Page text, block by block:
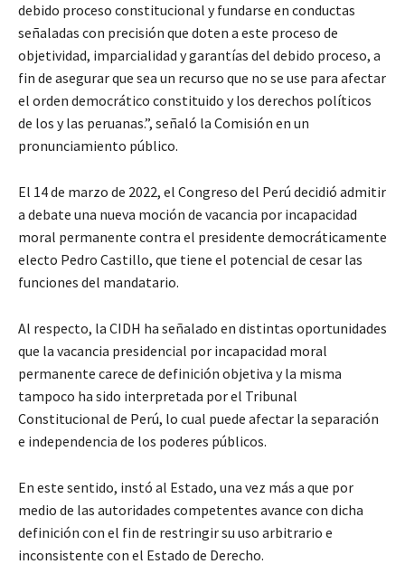
debido proceso constitucional y fundarse en conductas
señaladas con precisión que doten a este proceso de
objetividad, imparcialidad y garantías del debido proceso, a
fin de asegurar que sea un recurso que no se use para afectar
el orden democrático constituido y los derechos políticos
de los y las peruanas.”, señaló la Comisión en un
pronunciamiento público.
El 14 de marzo de 2022, el Congreso del Perú decidió admitir
a debate una nueva moción de vacancia por incapacidad
moral permanente contra el presidente democráticamente
electo Pedro Castillo, que tiene el potencial de cesar las
funciones del mandatario.
Al respecto, la CIDH ha señalado en distintas oportunidades
que la vacancia presidencial por incapacidad moral
permanente carece de definición objetiva y la misma
tampoco ha sido interpretada por el Tribunal
Constitucional de Perú, lo cual puede afectar la separación
e independencia de los poderes públicos.
En este sentido, instó al Estado, una vez más a que por
medio de las autoridades competentes avance con dicha
definición con el fin de restringir su uso arbitrario e
inconsistente con el Estado de Derecho.